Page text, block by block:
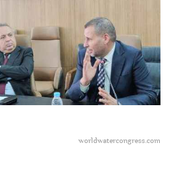
worldwatercongress.com